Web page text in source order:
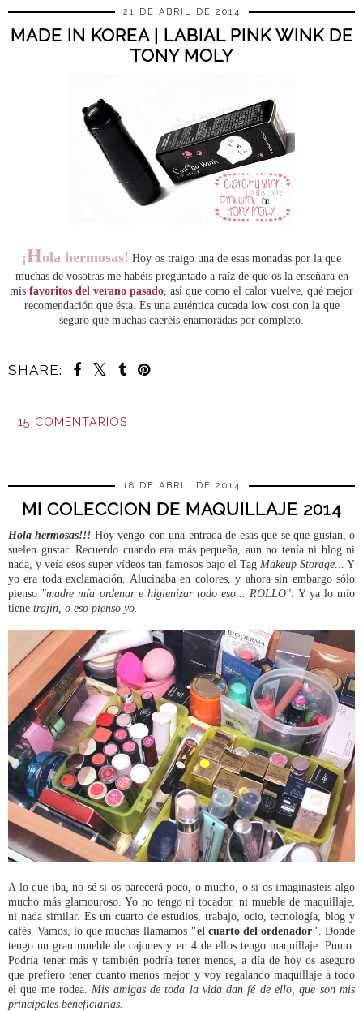
21 DE ABRIL DE 2014
MADE IN KOREA | LABIAL PINK WINK DE
TONY MOLY
¡Hola hermosas! Hoy os traigo una de esas monadas por la que
muchas de vosotras me habéis preguntado a raíz de que os la enseñara en
mis favoritos del verano pasado, así que como el calor vuelve, qué mejor
recomendación que ésta. Es una auténtica cucada low cost con la que
seguro que muchas caeréis enamoradas por completo.
SHARE:
15 COMENTARIOS
18 DE ABRIL DE 2014
MI COLECCION DE MAQUILLAJE 2014
Hola hermosas!!! Hoy vengo con una entrada de esas que sé que gustan, o
suelen gustar. Recuerdo cuando era más pequeña, aun no tenía ni blog ni
nada, y veía esos super vídeos tan famosos bajo el Tag Makeup Storage... Y
yo era toda exclamación. Alucinaba en colores, y ahora sin embargo sólo
pienso "madre mía ordenar e higienizar todo eso... ROLLO". Y ya lo mío
tiene trajín, o eso pienso yo.
A lo que iba, no sé si os parecerá poco, o mucho, o si os imaginasteis algo
mucho más glamouroso. Yo no tengo ni tocador, ni mueble de maquillaje,
ni nada similar. Es un cuarto de estudios, trabajo, ocio, tecnología, blog y
cafés. Vamos, lo que muchas llamamos "el cuarto del ordenador" . Donde
tengo un gran mueble de cajones y en 4 de ellos tengo maquillaje. Punto.
Podría tener más y también podría tener menos, a día de hoy os aseguro
que prefiero tener cuanto menos mejor y voy regalando maquillaje a todo
el que me rodea. Mis amigas de toda la vida dan fé de ello, que son mis
principales beneficiarias.